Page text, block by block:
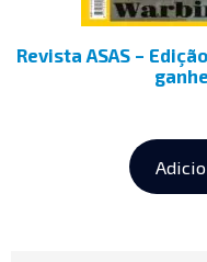
Revista ASAS –